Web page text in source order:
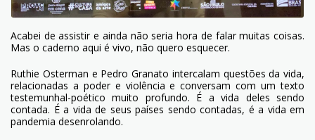
Acabei de assistir e ainda não seria hora de falar muitas coisas.
Mas o caderno aqui é vivo, não quero esquecer.
Ruthie Osterman e Pedro Granato intercalam questões da vida,
relacionadas a poder e violência e conversam com um texto
testemunhal-poético muito profundo. É a vida deles sendo
contada. É a vida de seus países sendo contadas, é a vida em
pandemia desenrolando.